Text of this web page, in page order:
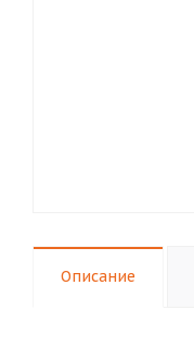
Описание